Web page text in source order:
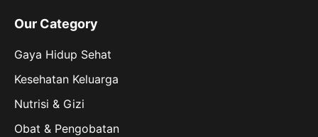
Our Category
Gaya Hidup Sehat
Kesehatan Keluarga
Nutrisi & Gizi
Obat & Pengobatan